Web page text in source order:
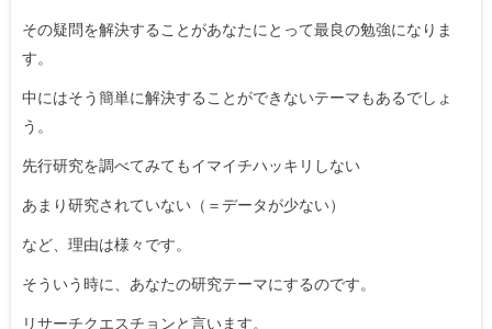
その疑問を解決することがあなたにとって最良の勉強になりま
す。
中にはそう簡単に解決することができないテーマもあるでしょ
う。
先行研究を調べてみてもイマイチハッキリしない
あまり研究されていない（＝データが少ない）
など、理由は様々です。
そういう時に、あなたの研究テーマにするのです。
リサーチクエスチョンと言います。